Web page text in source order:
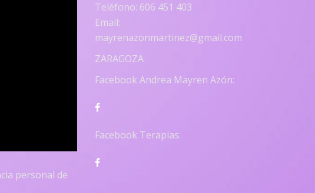
personal de
Teléfono: 606 451 403
Email:
mayrenazonmartinez@gmail.com
ZARAGOZA
Facebook Andrea Mayren Azón:
Facebook Terapias: